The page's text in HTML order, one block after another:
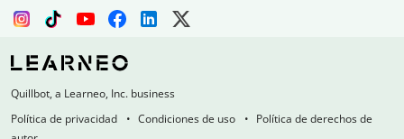
Quillbot, a Learneo, Inc. business
Política de privacidad
Condiciones de uso
Política de derechos de